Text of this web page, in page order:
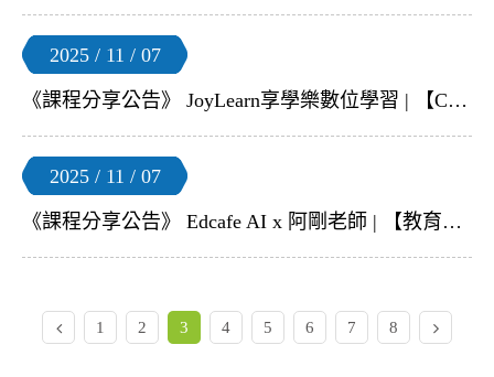
2025 / 11 / 07
《課程分享公告》 JoyLearn享學樂數位學習 | 【Chat Everywhere v2】11月線上教師研習
2025 / 11 / 07
《課程分享公告》 Edcafe AI x 阿剛老師 | 【教育版 ChatGPT–Edcafe AI】線上研習
1 2 3 4 5 6 7 8